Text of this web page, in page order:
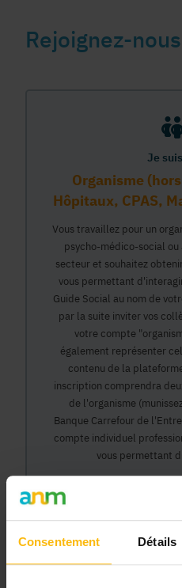
Consentement Détails
Rejoignez-
Je
Organisme
Hôpitaux, CPAS,
Vous travaillez pour un
psycho-médico-social
secteur et souhaitez
vous permettant
Guide Social au nom de
par la suite inviter vos
votre compte
également représenter
contenu de la
inscription comprendra
de l'organisme
Banque Carrefour de
compte individuel
vous permettant